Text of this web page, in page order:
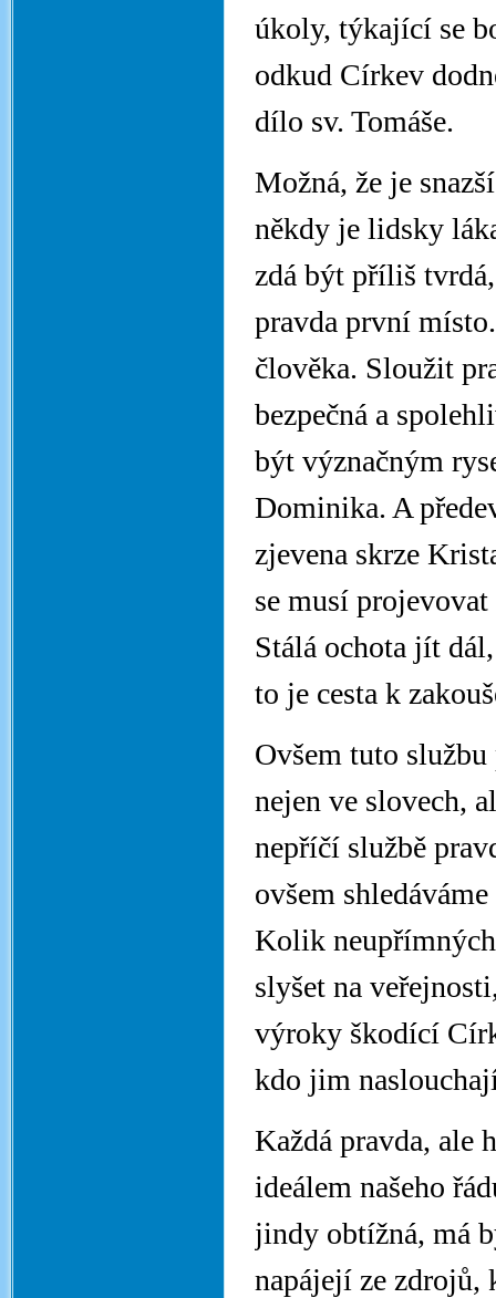
úkoly, týkající se
odkud Církev
dílo sv. Tomáše.
Možná, že je
někdy je lidsky
zdá být příliš
pravda první
člověka. Sloužit
bezpečná a
být význačným
Dominika. A
zjevena skrze
se musí
Stálá ochota jít
to je cesta k
Ovšem tuto
nejen ve slovech,
nepříčí službě
ovšem
Kolik
slyšet na
výroky škodící
kdo jim
Každá pravda, ale
ideálem našeho
jindy obtížná, má
napájejí ze zdrojů,